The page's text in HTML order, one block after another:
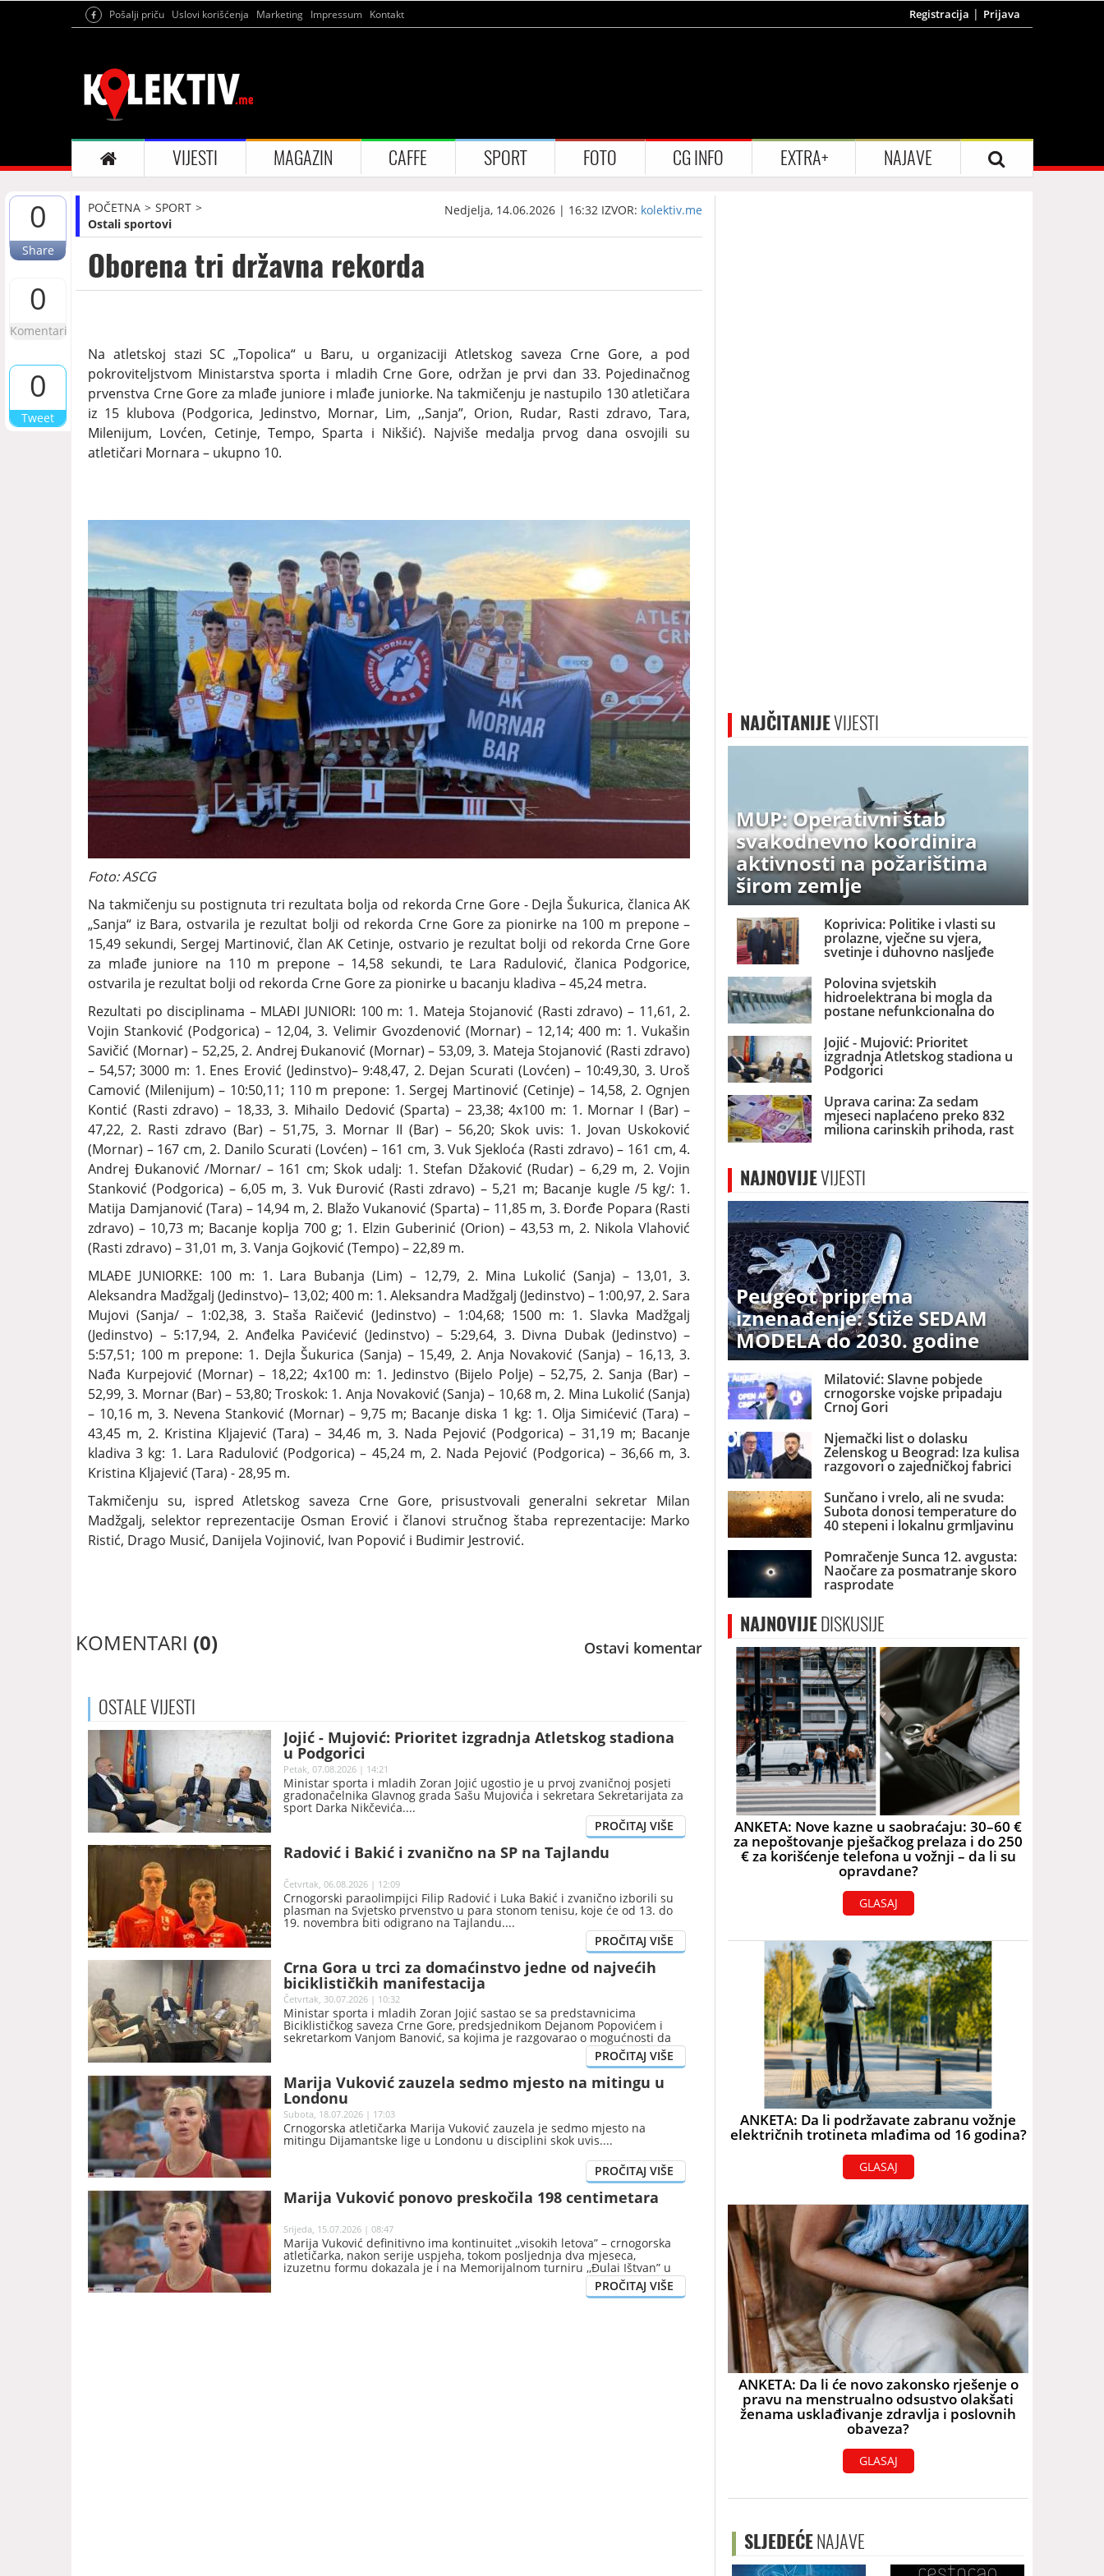
Pošalji priču Uslovi korišćenja Marketing Impressum Kontakt Registracija Prijava
VIJESTI MAGAZIN CAFFE SPORT FOTO CG INFO EXTRA+ NAJAVE
0
Share
0
Komentari
0
Tweet
POČETNA
SPORT
Ostali sportovi
Nedjelja, 14.06.2026 | 16:32 IZVOR: kolektiv.me
Oborena tri državna rekorda
Na atletskoj stazi SC „Topolica“ u Baru, u organizaciji Atletskog saveza Crne Gore, a pod
pokroviteljstvom Ministarstva sporta i mladih Crne Gore, održan je prvi dan 33. Pojedinačnog
prvenstva Crne Gore za mlađe juniore i mlađe juniorke. Na takmičenju je nastupilo 130 atletičara
iz 15 klubova (Podgorica, Jedinstvo, Mornar, Lim, ,,Sanja”, Orion, Rudar, Rasti zdravo, Tara,
Milenijum, Lovćen, Cetinje, Tempo, Sparta i Nikšić). Najviše medalja prvog dana osvojili su
atletičari Mornara – ukupno 10.
Foto: ASCG
Na takmičenju su postignuta tri rezultata bolja od rekorda Crne Gore - Dejla Šukurica, članica AK
„Sanja“ iz Bara, ostvarila je rezultat bolji od rekorda Crne Gore za pionirke na 100 m prepone –
15,49 sekundi, Sergej Martinović, član AK Cetinje, ostvario je rezultat bolji od rekorda Crne Gore
za mlađe juniore na 110 m prepone – 14,58 sekundi, te Lara Radulović, članica Podgorice,
ostvarila je rezultat bolji od rekorda Crne Gore za pionirke u bacanju kladiva – 45,24 metra.
Rezultati po disciplinama – MLAĐI JUNIORI: 100 m: 1. Mateja Stojanović (Rasti zdravo) – 11,61, 2.
Vojin Stanković (Podgorica) – 12,04, 3. Velimir Gvozdenović (Mornar) – 12,14; 400 m: 1. Vukašin
Savičić (Mornar) – 52,25, 2. Andrej Đukanović (Mornar) – 53,09, 3. Mateja Stojanović (Rasti zdravo)
– 54,57; 3000 m: 1. Enes Erović (Jedinstvo)– 9:48,47, 2. Dejan Scurati (Lovćen) – 10:49,30, 3. Uroš
Camović (Milenijum) – 10:50,11; 110 m prepone: 1. Sergej Martinović (Cetinje) – 14,58, 2. Ognjen
Kontić (Rasti zdravo) – 18,33, 3. Mihailo Dedović (Sparta) – 23,38; 4x100 m: 1. Mornar I (Bar) –
47,22, 2. Rasti zdravo (Bar) – 51,75, 3. Mornar II (Bar) – 56,20; Skok uvis: 1. Jovan Uskoković
(Mornar) – 167 cm, 2. Danilo Scurati (Lovćen) – 161 cm, 3. Vuk Sjekloća (Rasti zdravo) – 161 cm, 4.
Andrej Đukanović /Mornar/ – 161 cm; Skok udalj: 1. Stefan Džaković (Rudar) – 6,29 m, 2. Vojin
Stanković (Podgorica) – 6,05 m, 3. Vuk Đurović (Rasti zdravo) – 5,21 m; Bacanje kugle /5 kg/: 1.
Matija Damjanović (Tara) – 14,94 m, 2. Blažo Vukanović (Sparta) – 11,85 m, 3. Đorđe Popara (Rasti
zdravo) – 10,73 m; Bacanje koplja 700 g; 1. Elzin Guberinić (Orion) – 43,53 m, 2. Nikola Vlahović
(Rasti zdravo) – 31,01 m, 3. Vanja Gojković (Tempo) – 22,89 m.
MLAĐE JUNIORKE: 100 m: 1. Lara Bubanja (Lim) – 12,79, 2. Mina Lukolić (Sanja) – 13,01, 3.
Aleksandra Madžgalj (Jedinstvo)– 13,02; 400 m: 1. Aleksandra Madžgalj (Jedinstvo) – 1:00,97, 2. Sara
Mujovi (Sanja/ – 1:02,38, 3. Staša Raičević (Jedinstvo) – 1:04,68; 1500 m: 1. Slavka Madžgalj
(Jedinstvo) – 5:17,94, 2. Anđelka Pavićević (Jedinstvo) – 5:29,64, 3. Divna Dubak (Jedinstvo) –
5:57,51; 100 m prepone: 1. Dejla Šukurica (Sanja) – 15,49, 2. Anja Novaković (Sanja) – 16,13, 3.
Nađa Kurpejović (Mornar) – 18,22; 4x100 m: 1. Jedinstvo (Bijelo Polje) – 52,75, 2. Sanja (Bar) –
52,99, 3. Mornar (Bar) – 53,80; Troskok: 1. Anja Novaković (Sanja) – 10,68 m, 2. Mina Lukolić (Sanja)
– 10,16 m, 3. Nevena Stanković (Mornar) – 9,75 m; Bacanje diska 1 kg: 1. Olja Simićević (Tara) –
43,45 m, 2. Kristina Kljajević (Tara) – 34,46 m, 3. Nada Pejović (Podgorica) – 31,19 m; Bacanje
kladiva 3 kg: 1. Lara Radulović (Podgorica) – 45,24 m, 2. Nada Pejović (Podgorica) – 36,66 m, 3.
Kristina Kljajević (Tara) - 28,95 m.
Takmičenju su, ispred Atletskog saveza Crne Gore, prisustvovali generalni sekretar Milan
Madžgalj, selektor reprezentacije Osman Erović i članovi stručnog štaba reprezentacije: Marko
Ristić, Drago Musić, Danijela Vojinović, Ivan Popović i Budimir Jestrović.
KOMENTARI (0) Ostavi komentar
OSTALEVIJESTI
Jojić - Mujović: Prioritet izgradnja Atletskog stadiona
u Podgorici
Petak, 07.08.2026 | 14:21
Ministar sporta i mladih Zoran Jojić ugostio je u prvoj zvaničnoj posjeti
gradonačelnika Glavnog grada Sašu Mujovića i sekretara Sekretarijata za
sport Darka Nikčevića.
Radović i Bakić i zvanično na SP na Tajlandu
Četvrtak, 06.08.2026 | 12:09
Crnogorski paraolimpijci Filip Radović i Luka Bakić i zvanično izborili su
plasman na Svjetsko prvenstvo u para stonom tenisu, koje će od 13. do
19. novembra biti odigrano na Tajlandu.
Crna Gora u trci za domaćinstvo jedne od najvećih
biciklističkih manifestacija
Četvrtak, 30.07.2026 | 10:32
Ministar sporta i mladih Zoran Jojić sastao se sa predstavnicima
Biciklističkog saveza Crne Gore, predsjednikom Dejanom Popovićem i
sekretarkom Vanjom Banović, sa kojima je razgovarao o mogućnosti da
Crna Gora u narednom periodu bude domaćin pojedinih etapa jedne od
najprestižnijih svjetskih biciklističkih trka-“Giro d’Italia“.
Marija Vuković zauzela sedmo mjesto na mitingu u
Londonu
Subota, 18.07.2026 | 17:03
Crnogorska atletičarka Marija Vuković zauzela je sedmo mjesto na
mitingu Dijamantske lige u Londonu u disciplini skok uvis.
Marija Vuković ponovo preskočila 198 centimetara
Srijeda, 15.07.2026 | 08:47
Marija Vuković definitivno ima kontinuitet ,,visokih letova” – crnogorska
atletičarka, nakon serije uspjeha, tokom posljednja dva mjeseca,
izuzetnu formu dokazala je i na Memorijalnom turniru ,,Đulai Ištvan” u
Budimpešti, koji je dio zlatne kontinentalne serije, gdje je osvojila treće
mjesto sa preskočenih 198 centimetra! Dakle, baš kao i 3.juna Marija je
NAJČITANIJEVIJESTI
MUP: Operativni štab
svakodnevno koordinira
aktivnosti na požarištima
širom zemlje
Koprivica: Politike i vlasti su
prolazne, vječne su vjera,
svetinje i duhovno nasljeđe
Polovina svjetskih
hidroelektrana bi mogla da
postane nefunkcionalna do
2060. godine
Jojić - Mujović: Prioritet
izgradnja Atletskog stadiona u
Podgorici
Uprava carina: Za sedam
mjeseci naplaćeno preko 832
miliona carinskih prihoda, rast
za preko pet odsto
NAJNOVIJEVIJESTI
Peugeot priprema
iznenađenje: Stiže SEDAM
MODELA do 2030. godine
Milatović: Slavne pobjede
crnogorske vojske pripadaju
Crnoj Gori
Njemački list o dolasku
Zelenskog u Beograd: Iza kulisa
razgovori o zajedničkoj fabrici
dronova u Srbiji
Sunčano i vrelo, ali ne svuda:
Subota donosi temperature do
40 stepeni i lokalnu grmljavinu
Pomračenje Sunca 12. avgusta:
Naočare za posmatranje skoro
rasprodate
NAJNOVIJEDISKUSIJE
ANKETA: Nove kazne u saobraćaju: 30–60 €
za nepoštovanje pješačkog prelaza i do 250
€ za korišćenje telefona u vožnji – da li su
opravdane?
GLASAJ
ANKETA: Da li podržavate zabranu vožnje
električnih trotineta mlađima od 16 godina?
GLASAJ
ANKETA: Da li će novo zakonsko rješenje o
pravu na menstrualno odsustvo olakšati
ženama usklađivanje zdravlja i poslovnih
obaveza?
GLASAJ
SLJEDEĆENAJAVE